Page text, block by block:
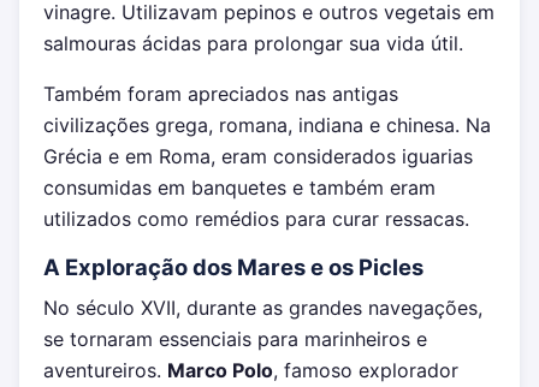
vinagre. Utilizavam pepinos e outros vegetais em
salmouras ácidas para prolongar sua vida útil.
Também foram apreciados nas antigas
civilizações grega, romana, indiana e chinesa. Na
Grécia e em Roma, eram considerados iguarias
consumidas em banquetes e também eram
utilizados como remédios para curar ressacas.
A Exploração dos Mares e os Picles
No século XVII, durante as grandes navegações,
se tornaram essenciais para marinheiros e
aventureiros. Marco Polo, famoso explorador